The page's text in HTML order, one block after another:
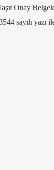
Onay
sayılı